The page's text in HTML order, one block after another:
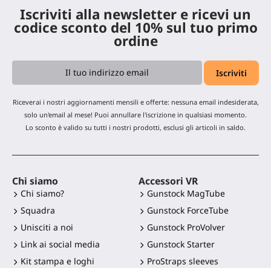
Iscriviti alla newsletter e ricevi un
codice sconto del 10% sul tuo primo
ordine
Riceverai i nostri aggiornamenti mensili e offerte: nessuna email indesiderata,
solo un'email al mese! Puoi annullare l'iscrizione in qualsiasi momento.
Lo sconto è valido su tutti i nostri prodotti, esclusi gli articoli in saldo.
Chi siamo
Chi siamo?
Squadra
Unisciti a noi
Link ai social media
Kit stampa e loghi
Accessori VR
Gunstock MagTube
Gunstock ForceTube
Gunstock ProVolver
Gunstock Starter
ProStraps sleeves